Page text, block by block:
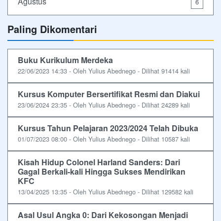
Paling Dikomentari
Buku Kurikulum Merdeka
22/06/2023 14:33 - Oleh Yulius Abednego - Dilihat 91414 kali
Kursus Komputer Bersertifikat Resmi dan Diakui
23/06/2024 23:35 - Oleh Yulius Abednego - Dilihat 24289 kali
Kursus Tahun Pelajaran 2023/2024 Telah Dibuka
01/07/2023 08:00 - Oleh Yulius Abednego - Dilihat 10587 kali
Kisah Hidup Colonel Harland Sanders: Dari
Gagal Berkali-kali Hingga Sukses Mendirikan
KFC
13/04/2025 13:35 - Oleh Yulius Abednego - Dilihat 129582 kali
Asal Usul Angka 0: Dari Kekosongan Menjadi